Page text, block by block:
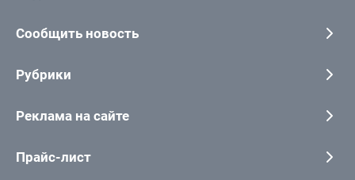
Сообщить новость
Рубрики
Реклама на сайте
Прайс-лист